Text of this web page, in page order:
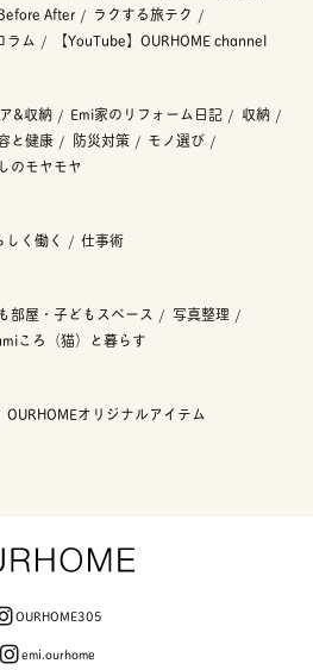
After
ラクする旅テク
ラム 【YouTube】OURHOME channel
&収納 Emi家のリフォーム日記
収納
と健康 防災対策
モノ選び
のモヤモヤ
く働く 仕事術
部屋・子どもスペース
写真整理
ころ（猫）と暮らす
OURHOMEオリジナルアイテム
OURHOME305
emi.ourhome